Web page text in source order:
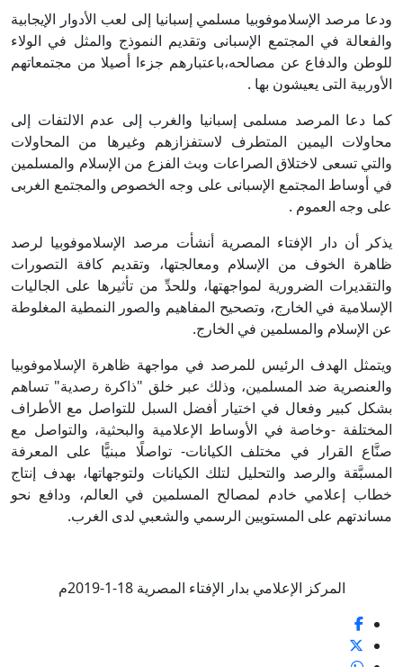
ودعا مرصد الإسلاموفوبيا مسلمي إسبانيا إلى لعب الأدوار الإيجابية
والفعالة في المجتمع الإسبانى وتقديم النموذج والمثل في الولاء
للوطن والدفاع عن مصالحه،باعتبارهم جزءا أصيلا من مجتمعاتهم
الأوربية التى يعيشون بها .
كما دعا المرصد مسلمى إسبانيا والغرب إلى عدم الالتفات إلى
محاولات اليمين المتطرف لاستفزازهم وغيرها من المحاولات
والتي تسعى لاختلاق الصراعات وبث الفزع من الإسلام والمسلمين
في أوساط المجتمع الإسبانى على وجه الخصوص والمجتمع الغربى
على وجه العموم .
يذكر أن دار الإفتاء المصرية أنشأت مرصد الإسلاموفوبيا لرصد
ظاهرة الخوف من الإسلام ومعالجتها، وتقديم كافة التصورات
والتقديرات الضرورية لمواجهتها، وللحدِّ من تأثيرها على الجاليات
الإسلامية في الخارج، وتصحيح المفاهيم والصور النمطية المغلوطة
عن الإسلام والمسلمين في الخارج.
ويتمثل الهدف الرئيس للمرصد في مواجهة ظاهرة الإسلاموفوبيا
والعنصرية ضد المسلمين، وذلك عبر خلق "ذاكرة رصدية" تساهم
بشكل كبير وفعال في اختيار أفضل السبل للتواصل مع الأطراف
المختلفة -وخاصة في الأوساط الإعلامية والبحثية، والتواصل مع
صنَّاع القرار في مختلف الكيانات- تواصلًا مبنيًّا على المعرفة
المسبَّقة والرصد والتحليل لتلك الكيانات ولتوجهاتها، بهدف إنتاج
خطاب إعلامي خادم لمصالح المسلمين في العالم، ودافع نحو
مساندتهم على المستويين الرسمي والشعبي لدى الغرب.
المركز الإعلامي بدار الإفتاء المصرية 18-1-2019م